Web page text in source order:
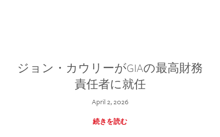
ジョン・カウリーがGIAの最高財務
責任者に就任
April 2, 2026
続きを読む